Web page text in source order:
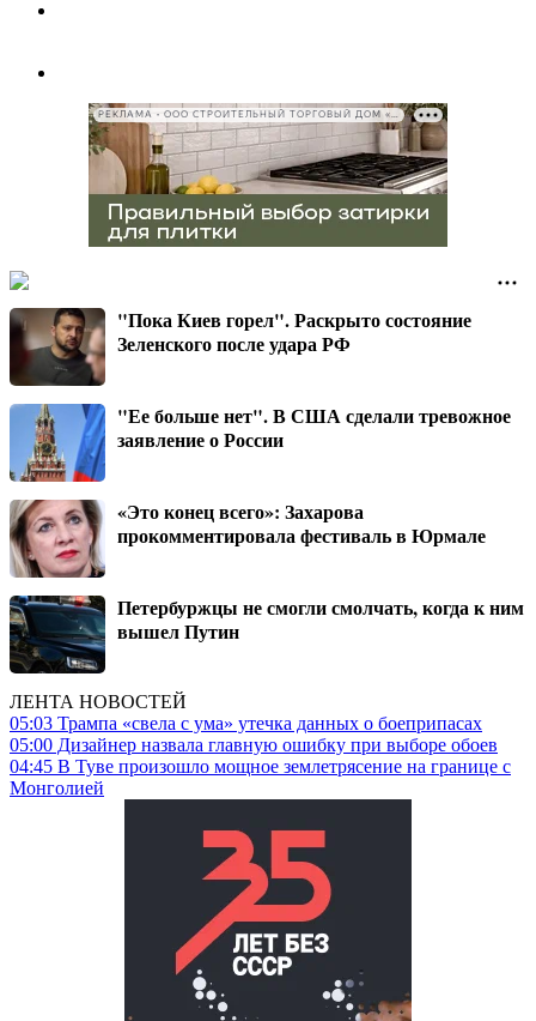
РЕКЛАМА • ООО СТРОИТЕЛЬНЫЙ ТОРГОВЫЙ ДОМ «ПЕТРОВИЧ», ИНН 7802348846
"Пока Киев горел". Раскрыто состояние
Зеленского после удара РФ
"Ее больше нет". В США сделали тревожное
заявление о России
«Это конец всего»: Захарова
прокомментировала фестиваль в Юрмале
Петербуржцы не смогли смолчать, когда к ним
вышел Путин
ЛЕНТА НОВОСТЕЙ
05:03 Трампа «свела с ума» утечка данных о боеприпасах
05:00 Дизайнер назвала главную ошибку при выборе обоев
04:45 В Туве произошло мощное землетрясение на границе с
Монголией